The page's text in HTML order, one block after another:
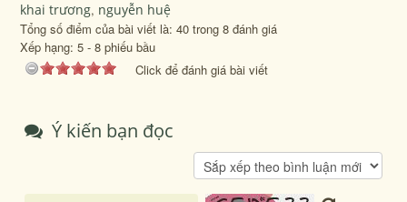
khai trương, nguyễn huệ
Tổng số điểm của bài viết là: 40 trong 8 đánh giá
Xếp hạng:5 -8 phiếu bầu
Click để đánh giá bài viết
Ý kiến bạn đọc